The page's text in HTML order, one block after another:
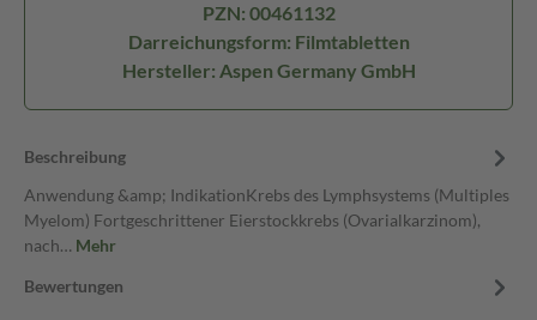
PZN: 00461132
Darreichungsform: Filmtabletten
Hersteller: Aspen Germany GmbH
Beschreibung
Anwendung &amp; IndikationKrebs des Lymphsystems (Multiples
Myelom) Fortgeschrittener Eierstockkrebs (Ovarialkarzinom),
nach… Mehr
Bewertungen